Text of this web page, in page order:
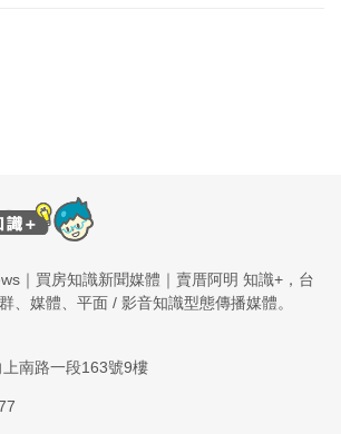
｜買房知識新聞媒體｜賣厝阿明 知識+，台
、媒體、平面 / 影音知識型態傳播媒體。
南路一段163號9樓